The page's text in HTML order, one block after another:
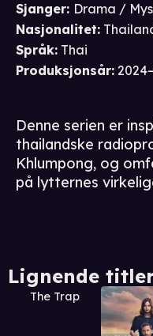
Sjanger: Drama /
Nasjonalitet:
Språk: Thai
Produksjonsår:
Denne serien er
thailandske
Khlumpong, og
på lytternes
Lignende
The Trap